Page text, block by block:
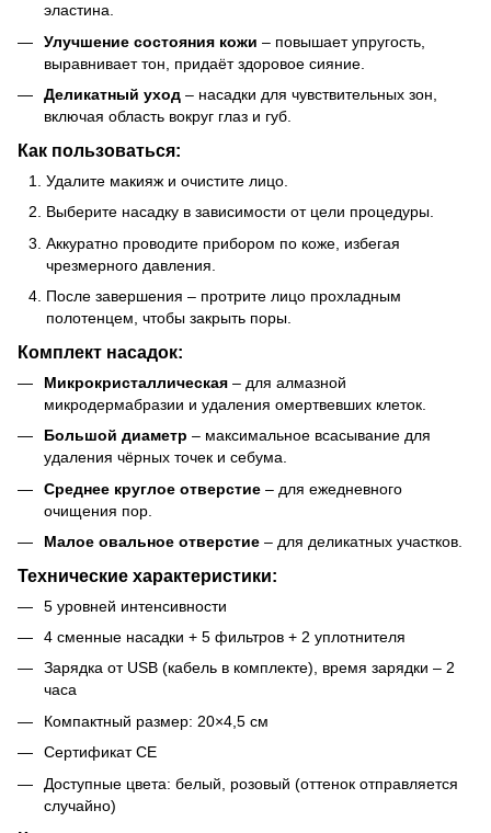
эластина.
Улучшение состояния кожи – повышает упругость,
выравнивает тон, придаёт здоровое сияние.
Деликатный уход – насадки для чувствительных зон,
включая область вокруг глаз и губ.
Как пользоваться:
Удалите макияж и очистите лицо.
Выберите насадку в зависимости от цели процедуры.
Аккуратно проводите прибором по коже, избегая
чрезмерного давления.
После завершения – протрите лицо прохладным
полотенцем, чтобы закрыть поры.
Комплект насадок:
Микрокристаллическая – для алмазной
микродермабразии и удаления омертвевших клеток.
Большой диаметр – максимальное всасывание для
удаления чёрных точек и себума.
Среднее круглое отверстие – для ежедневного
очищения пор.
Малое овальное отверстие – для деликатных участков.
Технические характеристики:
5 уровней интенсивности
4 сменные насадки + 5 фильтров + 2 уплотнителя
Зарядка от USB (кабель в комплекте), время зарядки – 2
часа
Компактный размер: 20×4,5 см
Сертификат CE
Доступные цвета: белый, розовый (оттенок отправляется
случайно)